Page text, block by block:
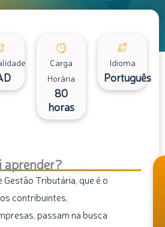
Carga
Horária
80
horas
Idioma
Português
aprender?
Tributária, que é o
contribuintes,
passam na busca